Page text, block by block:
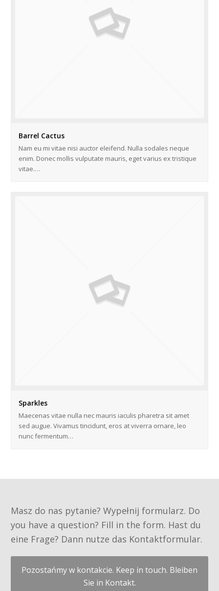
Barrel Cactus
Nam eu mi vitae nisi auctor eleifend. Nulla sodales neque
enim. Donec mollis vulputate mauris, eget varius ex tristique
vitae.…
Sparkles
Maecenas vitae nulla nec mauris iaculis pharetra sit amet
sed augue. Vivamus tincidunt, eros at viverra ornare, leo
nunc fermentum…
Masz do nas pytanie? Wypełnij formularz. Do
you have a question? Fill in the form. Hast du
eine Frage? Dann nutze das Kontaktformular.
Pozostańmy w kontakcie. Keep in touch. Bleiben
Sie in Kontakt.